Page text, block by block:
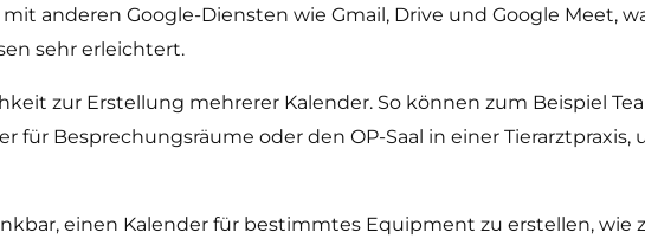
anderen Google-Diensten wie Gmail, Drive und Google Meet,
sehr erleichtert.
zur Erstellung mehrerer Kalender. So können zum Beispiel
für Besprechungsräume oder den OP-Saal in einer Tierarztpraxis,
einen Kalender für bestimmtes Equipment zu erstellen, wie